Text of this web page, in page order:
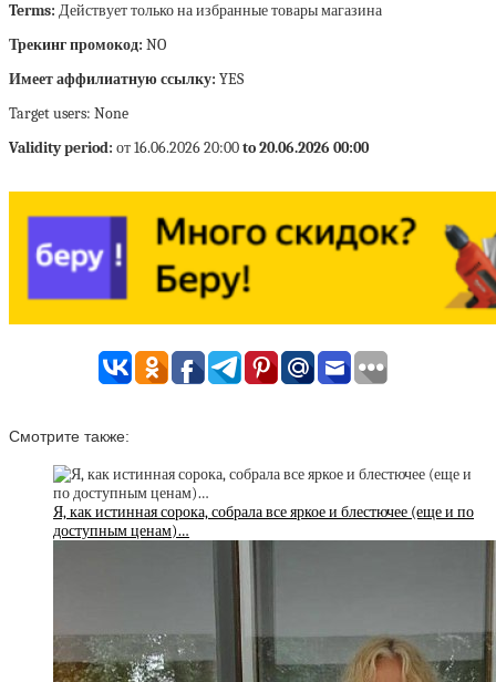
Terms: Действует только на избранные товары магазина
Трекинг промокод: NO
Имеет аффилиатную ссылку: YES
Target users: None
Validity period: от 16.06.2026 20:00to 20.06.2026 00:00
Смотрите также:
Я, как истинная сорока, собрала все яркое и блестючее (еще и по
доступным ценам)…